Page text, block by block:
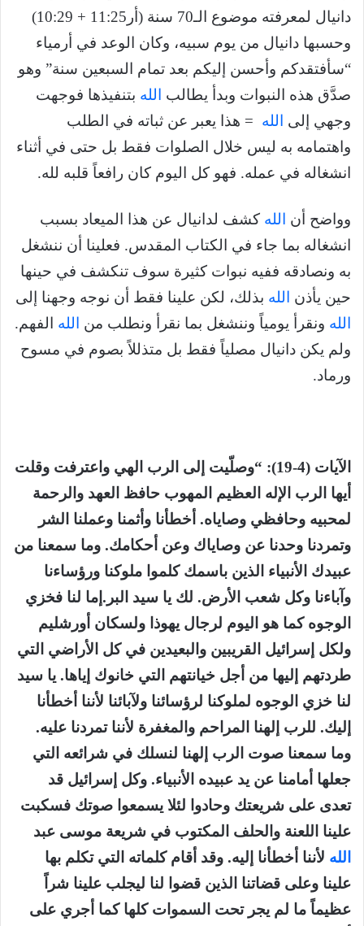
دانيال لمعرفته موضوع الـ70 سنة (أر11:25 + 10:29)
وحسبها دانيال من يوم سبيه، وكان الوعد في أرمياء
“سأفتقدكم وأحسن إليكم بعد تمام السبعين سنة” وهو
صدَّق هذه النبوات وبدأ يطالب
الله بتنفيذها فوجهت
وجهي إلى
الله = هذا يعبر عن ثباته في الطلب
واهتمامه به ليس خلال الصلوات فقط بل حتى في أثناء
انشغاله في عمله. فهو كل اليوم كان رافعاً قلبه لله.
وواضح أن الله كشف لدانيال عن هذا الميعاد بسبب
انشغاله بما جاء في الكتاب المقدس. فعلينا أن ننشغل
به ونصادقه ففيه نبوات كثيرة سوف تنكشف في حينها
حين يأذن
الله بذلك، لكن علينا فقط أن نوجه وجهنا إلى
الله ونقرأ يومياً وننشغل بما نقرأ ونطلب من الله الفهم.
ولم يكن دانيال مصلياً فقط بل متذللاً بصوم في مسوح
ورماد.
الآيات (4-19): “وصلّيت إلى الرب الهي واعترفت وقلت
أيها الرب الإله العظيم المهوب حافظ العهد والرحمة
لمحبيه وحافظي وصاياه. أخطأنا وأثمنا وعملنا الشر
وتمردنا وحدنا عن وصاياك وعن أحكامك. وما سمعنا من
عبيدك الأنبياء الذين باسمك كلموا ملوكنا ورؤساءنا
وآباءنا وكل شعب الأرض. لك يا سيد البر.إما لنا فخزي
الوجوه كما هو اليوم لرجال يهوذا ولسكان أورشليم
ولكل إسرائيل القريبين والبعيدين في كل الأراضي التي
طردتهم إليها من أجل خيانتهم التي خانوك إياها. يا سيد
لنا خزي الوجوه لملوكنا لرؤسائنا ولآبائنا لأننا أخطأنا
إليك. للرب إلهنا المراحم والمغفرة لأننا تمردنا عليه.
وما سمعنا صوت الرب إلهنا لنسلك في شرائعه التي
جعلها أمامنا عن يد عبيده الأنبياء. وكل إسرائيل قد
تعدى على شريعتك وحادوا لئلا يسمعوا صوتك فسكبت
علينا اللعنة والحلف المكتوب في شريعة موسى عبد
الله لأننا أخطأنا إليه. وقد أقام كلماته التي تكلم بها
علينا وعلى قضاتنا الذين قضوا لنا ليجلب علينا شراً
عظيماً ما لم يجر تحت السموات كلها كما أجري على